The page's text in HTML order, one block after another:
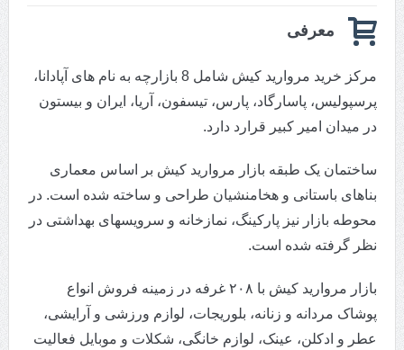
معرفی
مرکز خرید مروارید کیش شامل 8 بازارچه به نام های آپادانا،
پرسپولیس، پاسارگاد، پارس، تیسفون، آریا، ایران و بیستون
در میدان امیر کبیر قرارد دارد.
ساختمان یک طبقه بازار مروارید کیش بر اساس معماری
بناهای باستانی و هخامنشیان طراحی و ساخته شده است. در
محوطه بازار نیز پارکینگ، نمازخانه و سرویسهای بهداشتی در
نظر گرفته شده است.
بازار مروارید کیش با ۲۰۸ غرفه در زمینه فروش انواع
پوشاک مردانه و زنانه، بلوریجات، لوازم ورزشی و آرایشی،
عطر و ادکلن، عینک، لوازم خانگی، شکلات و موبایل فعالیت